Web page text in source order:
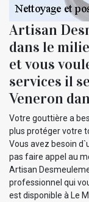
Artisan
dans le
et vous
services il
Veneron
Votre gouttière a
plus protéger votre
Vous avez besoin
pas faire appel au
Artisan
professionnel qui
est disponible à Le